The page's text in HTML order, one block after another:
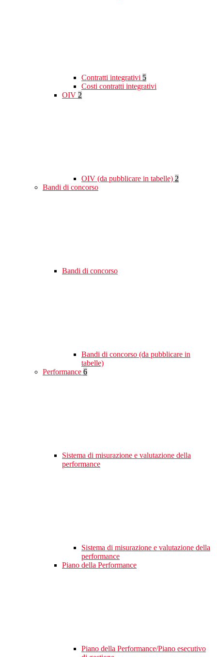
Contratti integrativi 5
Costi contratti integrativi
OIV 2
OIV (da pubblicare in tabelle) 2
Bandi di concorso
Bandi di concorso
Bandi di concorso (da pubblicare in
tabelle)
Performance 6
Sistema di misurazione e valutazione della
performance
Sistema di misurazione e valutazione della
performance
Piano della Performance
Piano della Performance/Piano esecutivo